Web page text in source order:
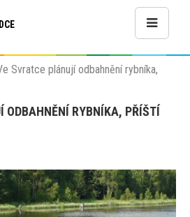
Svratce plánují odbahnění rybníka,
ODBAHNĚNÍ RYBNÍKA, PŘÍŠTÍ